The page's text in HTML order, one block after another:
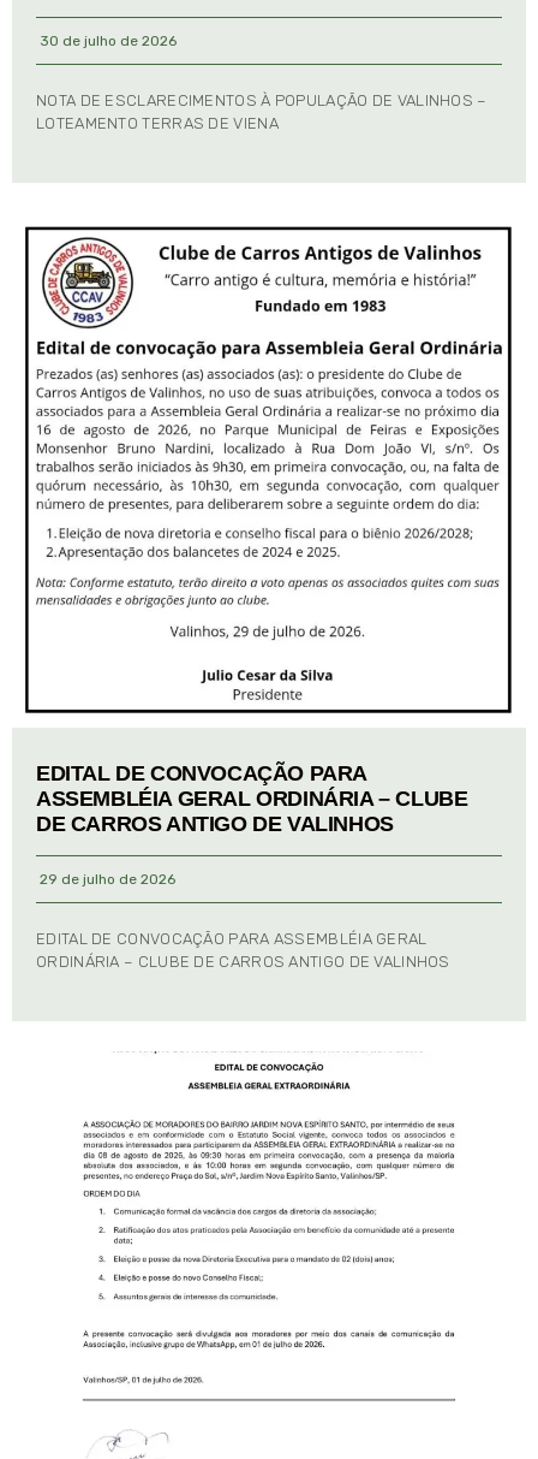
30 de julho de 2026
NOTA DE ESCLARECIMENTOS À POPULAÇÃO DE VALINHOS –
LOTEAMENTO TERRAS DE VIENA
EDITAL DE CONVOCAÇÃO PARA
ASSEMBLÉIA GERAL ORDINÁRIA – CLUBE
DE CARROS ANTIGO DE VALINHOS
29 de julho de 2026
EDITAL DE CONVOCAÇÃO PARA ASSEMBLÉIA GERAL
ORDINÁRIA – CLUBE DE CARROS ANTIGO DE VALINHOS